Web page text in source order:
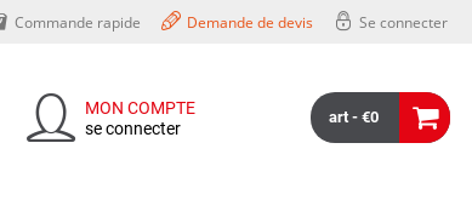
Commande rapide Demande de devis Se connecter
MON COMPTE
se connecter
art - €0